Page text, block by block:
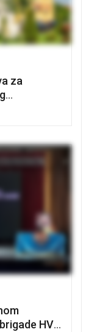
za
HVO